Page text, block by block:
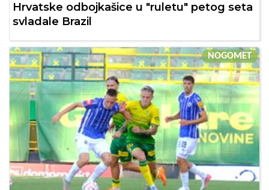
Hrvatske odbojkašice u "ruletu" petog seta
svladale Brazil
NOGOMET